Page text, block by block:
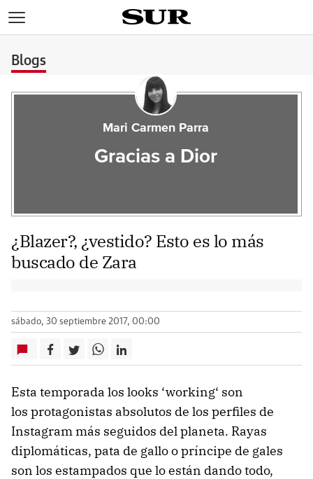
Blogs
Mari Carmen Parra
Gracias a Dior
¿Blazer?, ¿vestido? Esto es lo más
buscado de Zara
sábado, 30 septiembre 2017, 00:00
Esta temporada los looks ‘working‘ son
los protagonistas absolutos de los perfiles de
Instagram más seguidos del planeta. Rayas
diplomáticas, pata de gallo o príncipe de gales
son los estampados que lo están dando todo,